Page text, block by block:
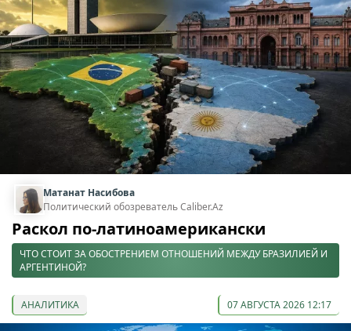
Матанат Насибова
Политический обозреватель Caliber.Az
Раскол по-латиноамерикански
ЧТО СТОИТ ЗА ОБОСТРЕНИЕМ ОТНОШЕНИЙ МЕЖДУ БРАЗИЛИЕЙ И
АРГЕНТИНОЙ?
АНАЛИТИКА 07 АВГУСТА 2026 12:17